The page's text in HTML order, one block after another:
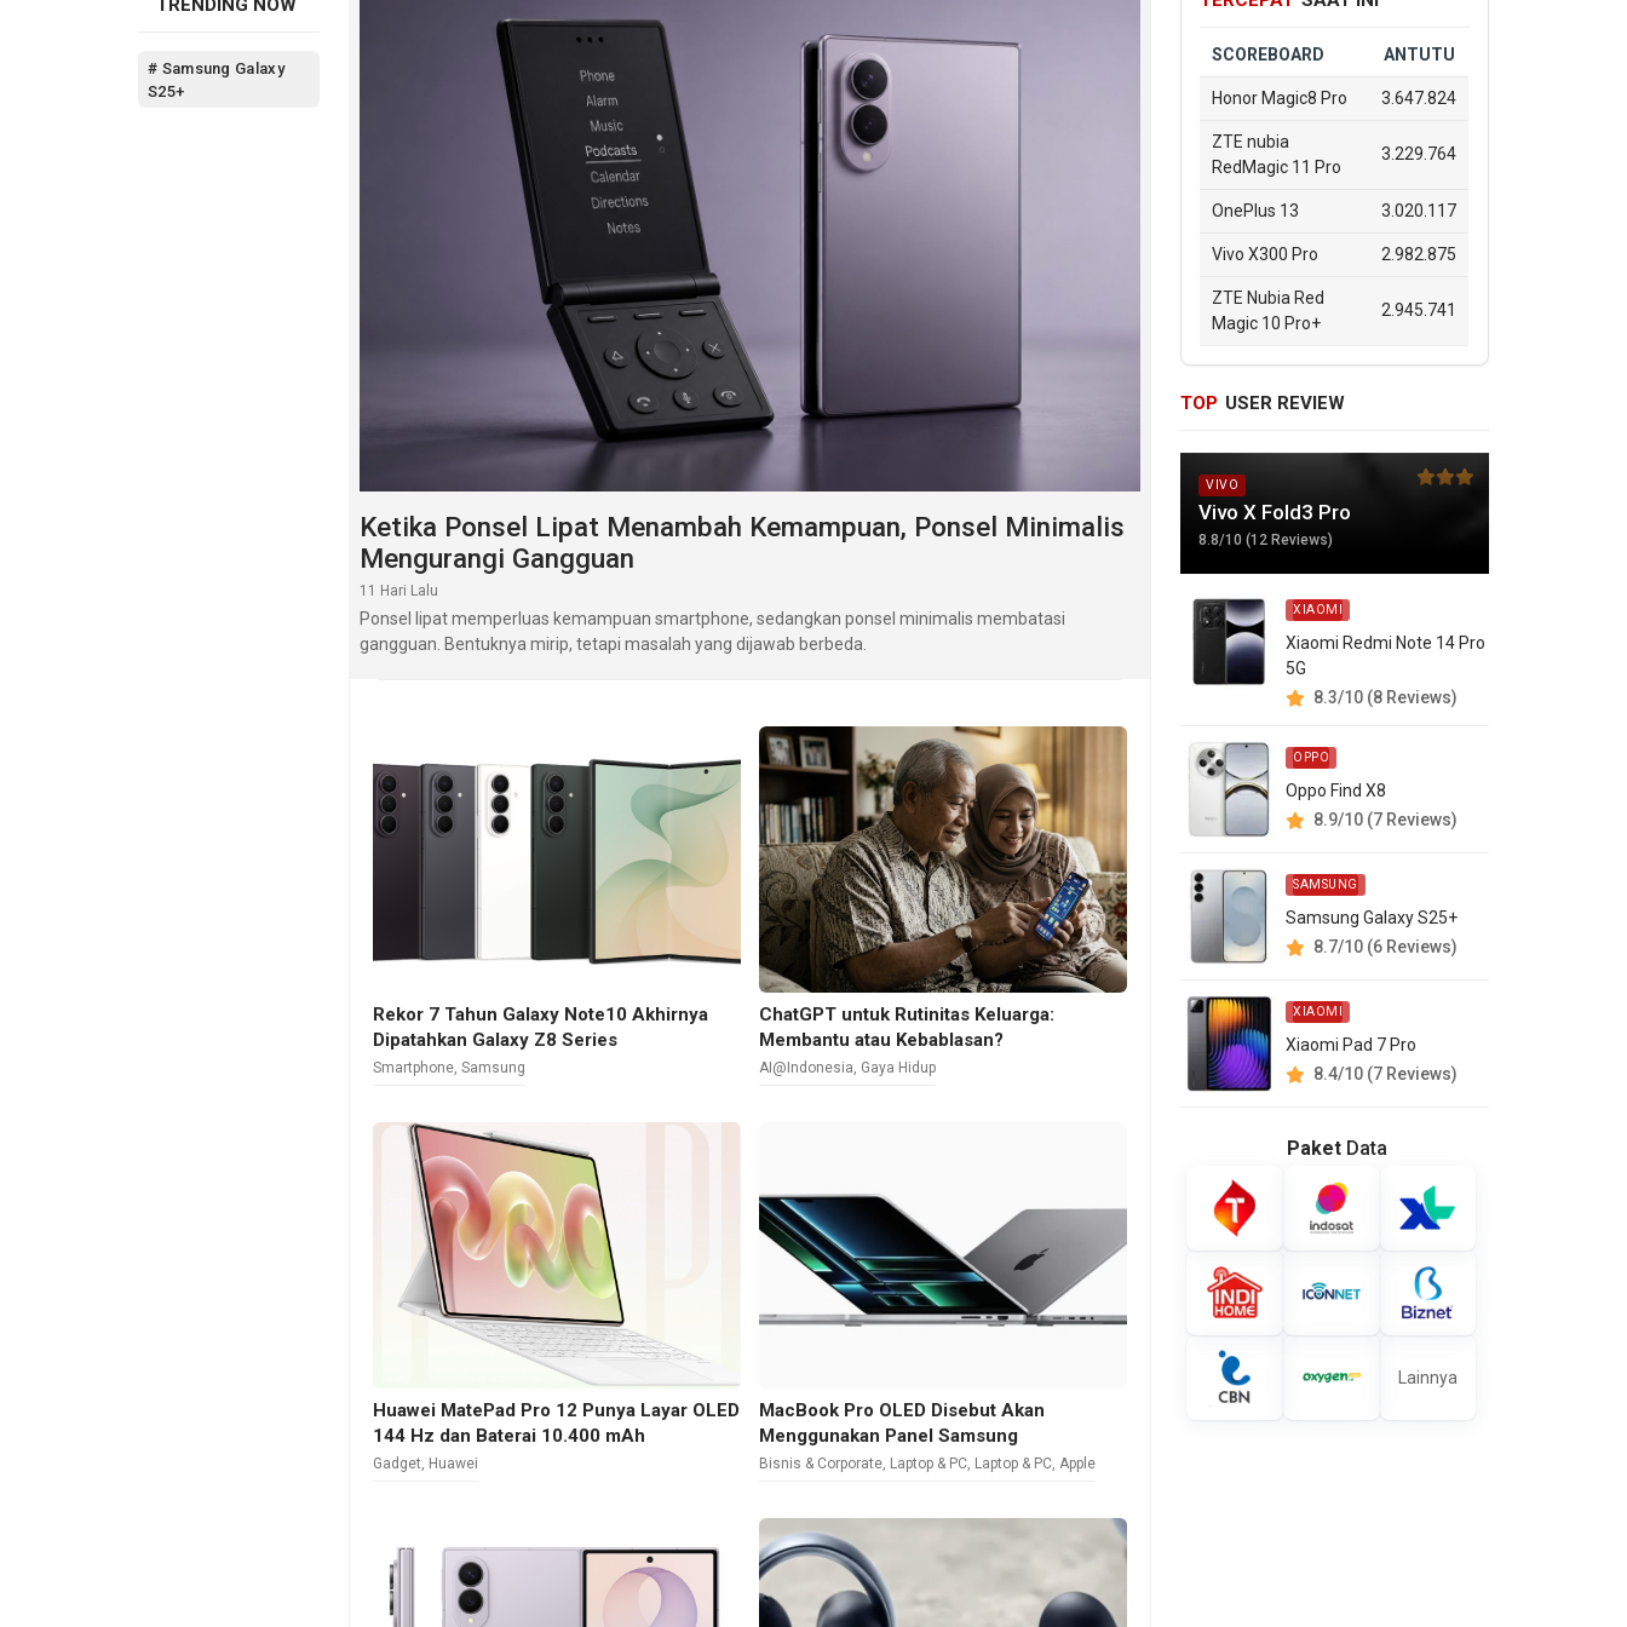
TRENDING NOW
# Samsung Galaxy
S25+
Ketika Ponsel Lipat Menambah Kemampuan, Ponsel Minimalis
Mengurangi Gangguan
11 Hari Lalu
Ponsel lipat memperluas kemampuan smartphone, sedangkan ponsel minimalis membatasi
gangguan. Bentuknya mirip, tetapi masalah yang dijawab berbeda.
Rekor 7 Tahun Galaxy Note10 Akhirnya
Dipatahkan Galaxy Z8 Series
Smartphone,Samsung
ChatGPT untuk Rutinitas Keluarga:
Membantu atau Kebablasan?
AI@Indonesia, Gaya Hidup
Huawei MatePad Pro 12 Punya Layar OLED
144 Hz dan Baterai 10.400 mAh
Gadget, Huawei
MacBook Pro OLED Disebut Akan
Menggunakan Panel Samsung
Bisnis & Corporate, Laptop & PC, Laptop & PC,Apple
SCOREBOARD ANTUTU
Honor Magic8 Pro 3.647.824
ZTE nubia
RedMagic 11 Pro
3.229.764
OnePlus 13 3.020.117
Vivo X300 Pro 2.982.875
ZTE Nubia Red
Magic 10 Pro+
2.945.741
TOP USER REVIEW
VIVO
Vivo X Fold3 Pro
8.8/10 (12 Reviews)
XIAOMI
Xiaomi Redmi Note 14 Pro
5G
8.3/10 (8 Reviews)
OPPO
Oppo Find X8
8.9/10 (7 Reviews)
SAMSUNG
Samsung Galaxy S25+
8.7/10 (6 Reviews)
XIAOMI
Xiaomi Pad 7 Pro
8.4/10 (7 Reviews)
Paket Data
Lainnya